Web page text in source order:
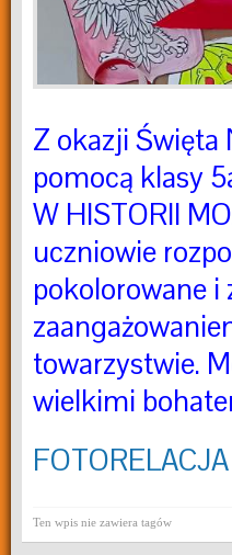
Z okazji Święta
pomocą klasy
W HISTORII
uczniowie
pokolorowane i
towarzystwie.
wielkimi
FOTORELACJA
Ten wpis nie zawiera tagów